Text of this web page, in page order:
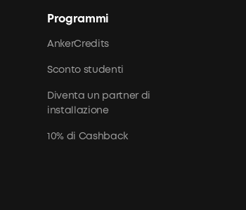
Programmi
AnkerCredits
Sconto studenti
Diventa un partner di
installazione
10% di Cashback